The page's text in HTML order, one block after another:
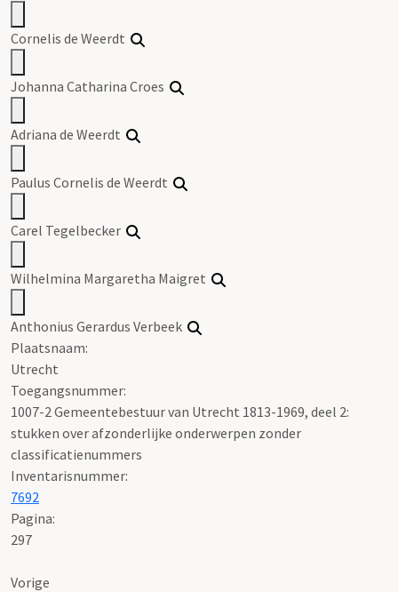
Cornelis de Weerdt
Johanna Catharina Croes
Adriana de Weerdt
Paulus Cornelis de Weerdt
Carel Tegelbecker
Wilhelmina Margaretha Maigret
Anthonius Gerardus Verbeek
Plaatsnaam:
Utrecht
Toegangsnummer:
1007-2 Gemeentebestuur van Utrecht 1813-1969, deel 2:
stukken over afzonderlijke onderwerpen zonder
classificatienummers
Inventarisnummer:
7692
Pagina:
297
Vorige